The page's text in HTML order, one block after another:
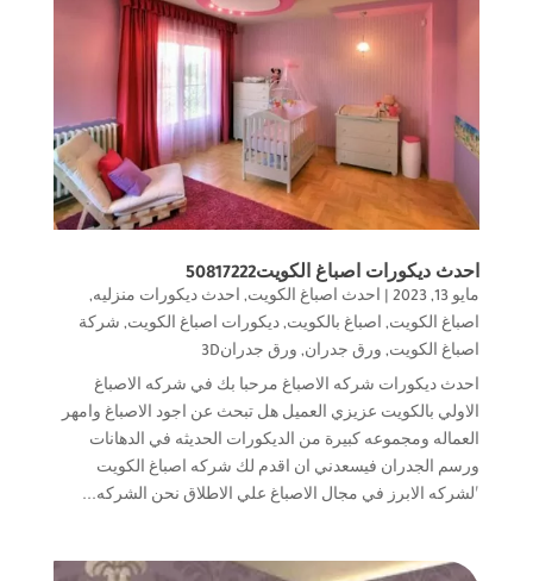
احدث ديكورات اصباغ الكويت50817222
مايو 13, 2023 | احدث اصباغ الكويت, احدث ديكورات منزليه,
اصباغ الكويت, اصباغ بالكويت, ديكورات اصباغ الكويت, شركة
اصباغ الكويت, ورق جدران, ورق جدران3D
احدث ديكورات شركه الاصباغ مرحبا بك في شركه الاصباغ
الاولي بالكويت عزيزي العميل هل تبحث عن اجود الاصباغ وامهر
العماله ومجموعه كبيرة من الديكورات الحديثه في الدهانات
ورسم الجدران فيسعدني ان اقدم لك شركه اصباغ الكويت
الشركه الابرز في مجال الاصباغ علي الاطلاق نحن الشركه...